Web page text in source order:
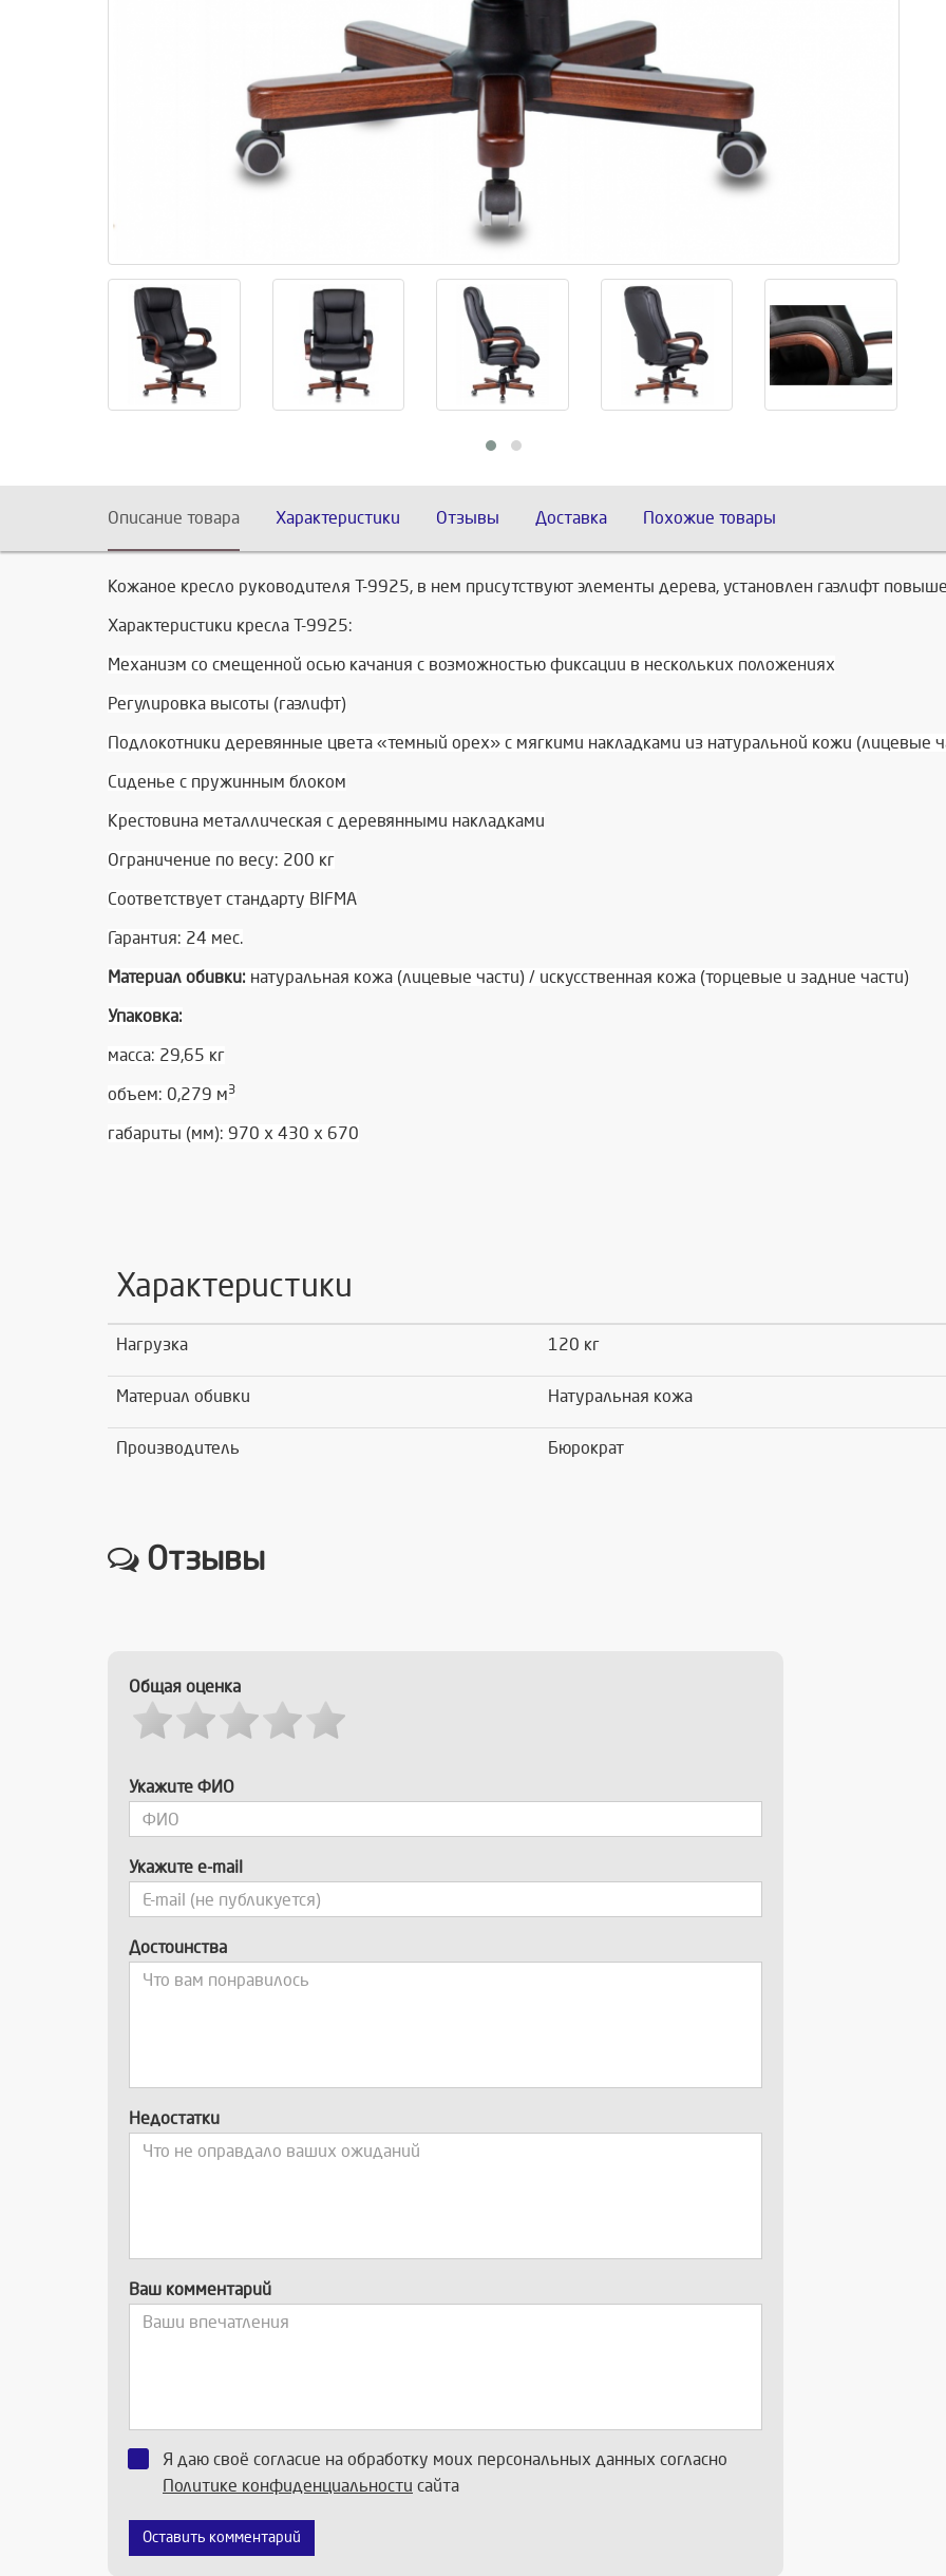
Описание товара Характеристики Отзывы Доставка Похожие товары
Кожаное кресло руководителя Т-9925, в нем присутствуют элементы дерева, установлен газлифт
Характеристики кресла Т-9925:
Механизм со смещенной осью качания с возможностью фиксации в нескольких положениях
Регулировка высоты (газлифт)
Подлокотники деревянные цвета «темный орех» с мягкими накладками из натуральной кожи (лицевые
Сиденье с пружинным блоком
Крестовина металлическая с деревянными накладками
Ограничение по весу: 200 кг
Соответствует стандарту BIFMA
Гарантия: 24 мес.
Материал обивки: натуральная кожа (лицевые части) / искусственная кожа (торцевые и задние части)
Упаковка:
масса: 29,65 кг
объем: 0,279 м3
габариты (мм): 970 х 430 х 670
Характеристики
Нагрузка 120 кг
Материал обивки Натуральная кожа
Производитель Бюрократ
Отзывы
Общая оценка
Укажите ФИО
Укажите e-mail
Достоинства
Недостатки
Ваш комментарий
Я даю своё согласие на обработку моих персональных данных согласно
Политике конфиденциальности сайта
Оставить комментарий